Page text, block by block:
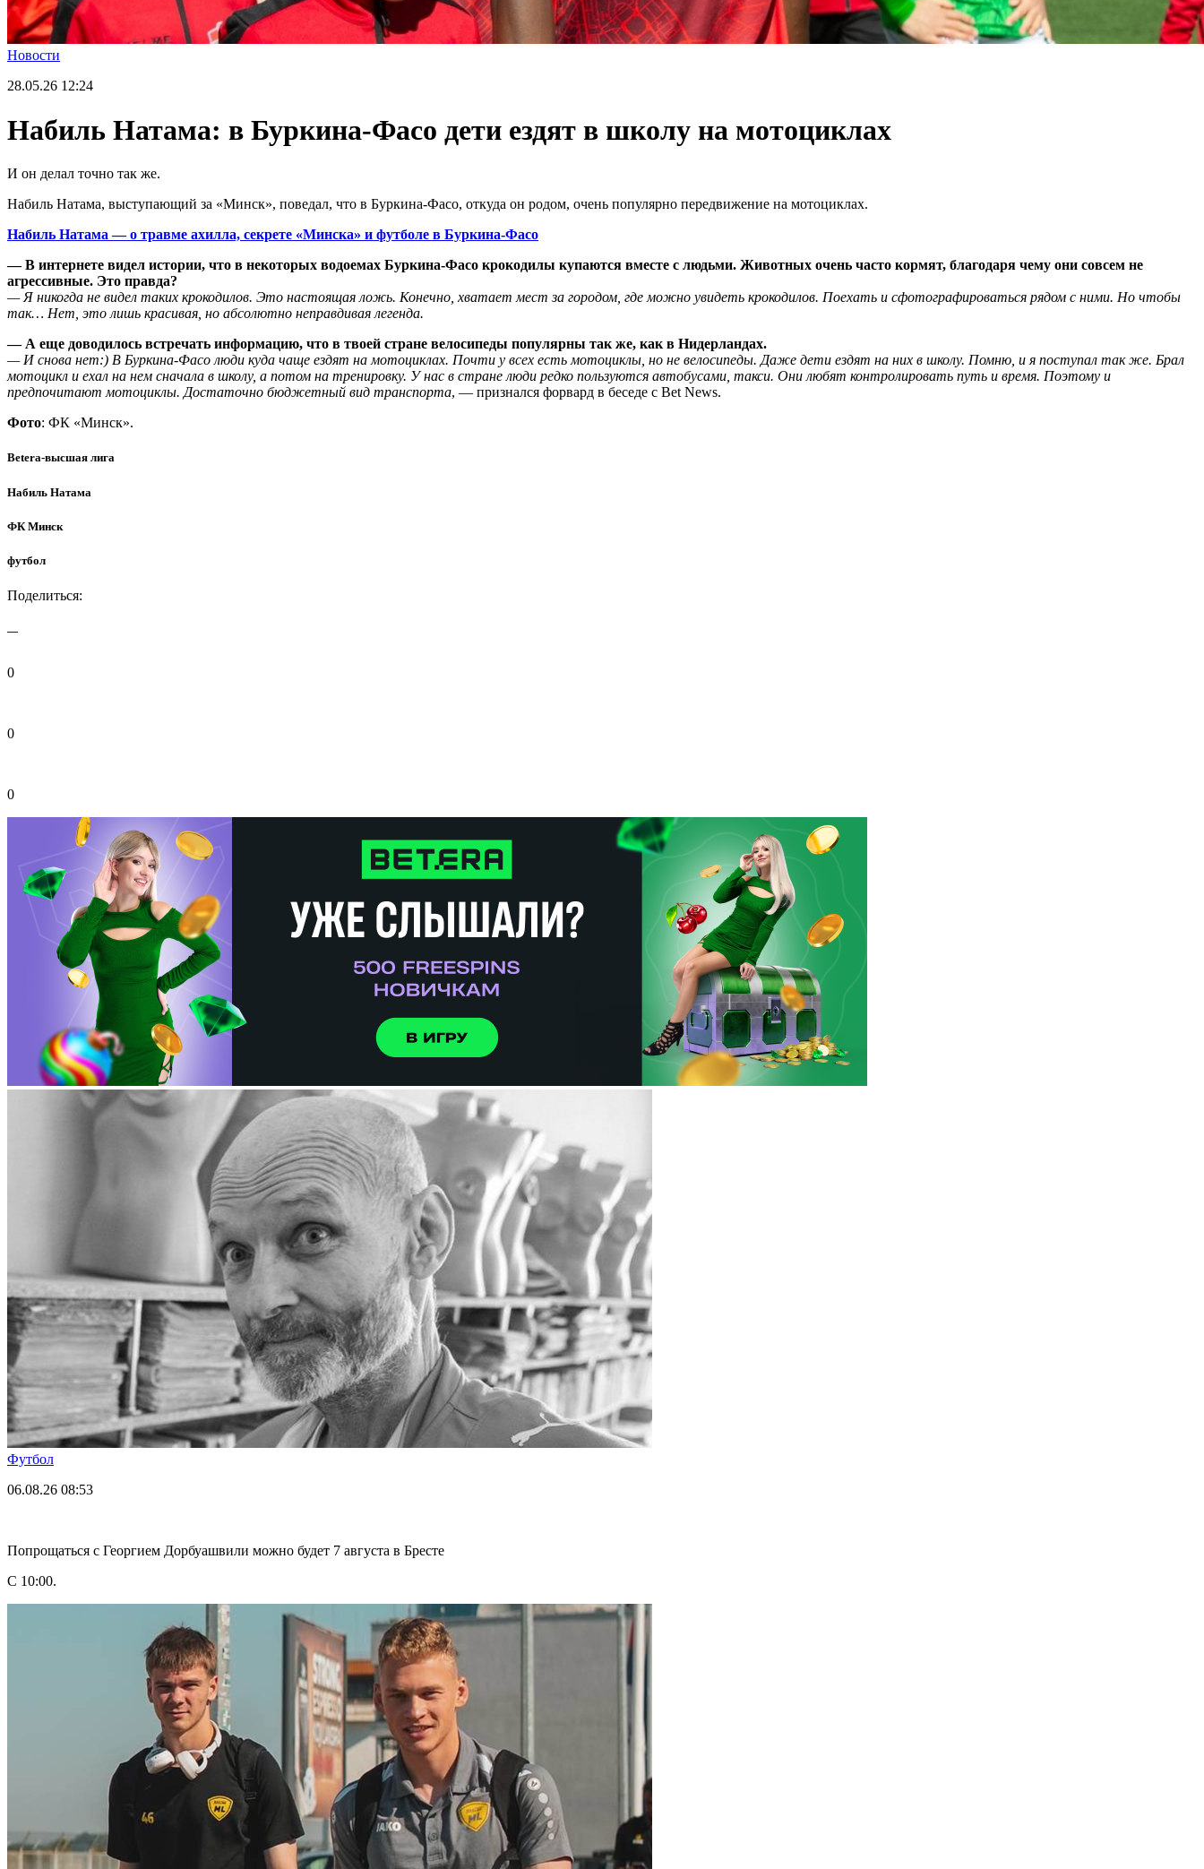
Новости
28.05.26 12:24
Набиль Натама: в Буркина-Фасо дети ездят в школу на мотоциклах
И он делал точно так же.
Набиль Натама, выступающий за «Минск», поведал, что в Буркина-Фасо, откуда он родом, очень популярно передвижение на мотоциклах.
Набиль Натама — о травме ахилла, секрете «Минска» и футболе в Буркина-Фасо
— В интернете видел истории, что в некоторых водоемах Буркина-Фасо крокодилы купаются вместе с людьми. Животных очень часто кормят, благодаря чему они совсем не
агрессивные. Это правда?
— Я никогда не видел таких крокодилов. Это настоящая ложь. Конечно, хватает мест за городом, где можно увидеть крокодилов. Поехать и сфотографироваться рядом с ними. Но чтобы
так… Нет, это лишь красивая, но абсолютно неправдивая легенда.
— А еще доводилось встречать информацию, что в твоей стране велосипеды популярны так же, как в Нидерландах.
— И снова нет:) В Буркина-Фасо люди куда чаще ездят на мотоциклах. Почти у всех есть мотоциклы, но не велосипеды. Даже дети ездят на них в школу. Помню, и я поступал так же. Брал
мотоцикл и ехал на нем сначала в школу, а потом на тренировку. У нас в стране люди редко пользуются автобусами, такси. Они любят контролировать путь и время. Поэтому и
предпочитают мотоциклы. Достаточно бюджетный вид транспорта, — признался форвард в беседе с Bet News.
Фото: ФК «Минск».
Betera-высшая лига
Набиль Натама
ФК Минск
футбол
Поделиться:
0
0
0
Футбол
06.08.26 08:53
Попрощаться с Георгием Дорбуашвили можно будет 7 августа в Бресте
С 10:00.